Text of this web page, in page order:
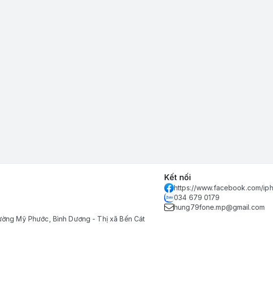
Mỹ Phước, Bình Dương - Thị xã Bến Cát
Kết nối
https://www.facebook.com/
034 679 0179
hung79fone.mp@gmail.com